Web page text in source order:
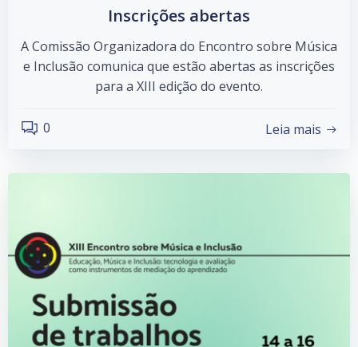
Inscrições abertas
A Comissão Organizadora do Encontro sobre Música
e Inclusão comunica que estão abertas as inscrições
para a XIII edição do evento.
0 Leia mais